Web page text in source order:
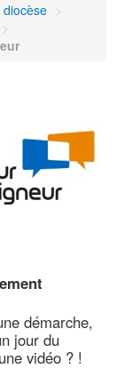
>
>
démarche,
jour du
vidéo ? !